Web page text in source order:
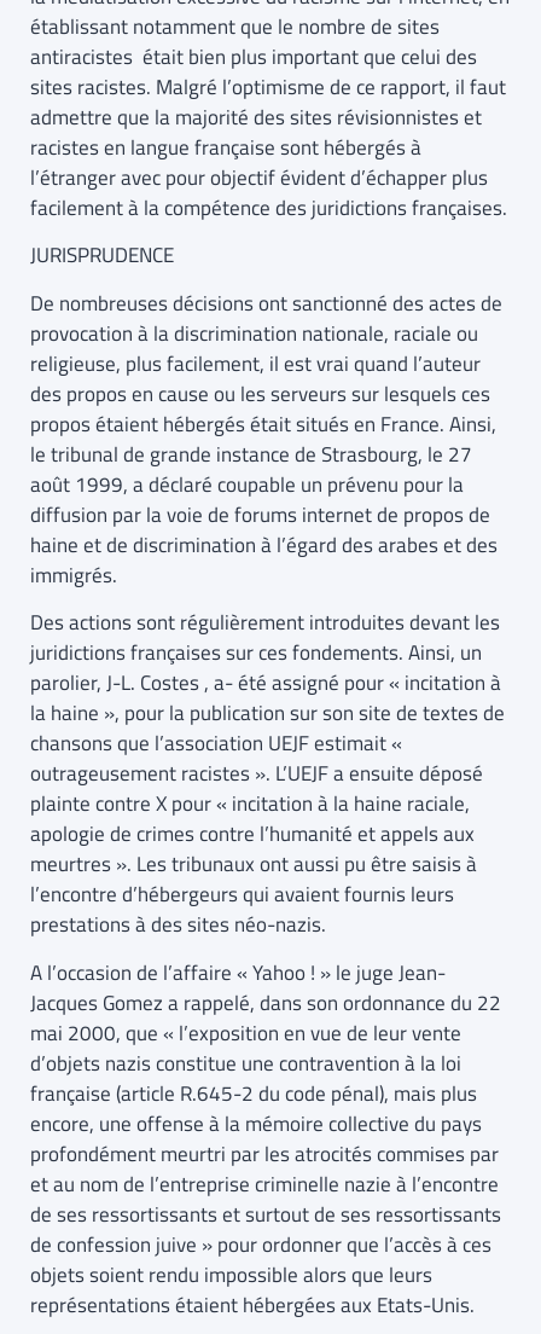
établissant notamment que le nombre de sites
antiracistes était bien plus important que celui des
sites racistes. Malgré l’optimisme de ce rapport, il faut
admettre que la majorité des sites révisionnistes et
racistes en langue française sont hébergés à
l’étranger avec pour objectif évident d’échapper plus
facilement à la compétence des juridictions françaises.
JURISPRUDENCE
De nombreuses décisions ont sanctionné des actes de
provocation à la discrimination nationale, raciale ou
religieuse, plus facilement, il est vrai quand l’auteur
des propos en cause ou les serveurs sur lesquels ces
propos étaient hébergés était situés en France. Ainsi,
le tribunal de grande instance de Strasbourg, le 27
août 1999, a déclaré coupable un prévenu pour la
diffusion par la voie de forums internet de propos de
haine et de discrimination à l’égard des arabes et des
immigrés.
Des actions sont régulièrement introduites devant les
juridictions françaises sur ces fondements. Ainsi, un
parolier, J-L. Costes , a- été assigné pour « incitation à
la haine », pour la publication sur son site de textes de
chansons que l’association UEJF estimait «
outrageusement racistes ». L’UEJF a ensuite déposé
plainte contre X pour « incitation à la haine raciale,
apologie de crimes contre l’humanité et appels aux
meurtres ». Les tribunaux ont aussi pu être saisis à
l’encontre d’hébergeurs qui avaient fournis leurs
prestations à des sites néo-nazis.
A l’occasion de l’affaire « Yahoo ! » le juge Jean-
Jacques Gomez a rappelé, dans son ordonnance du 22
mai 2000, que « l’exposition en vue de leur vente
d’objets nazis constitue une contravention à la loi
française (article R.645-2 du code pénal), mais plus
encore, une offense à la mémoire collective du pays
profondément meurtri par les atrocités commises par
et au nom de l’entreprise criminelle nazie à l’encontre
de ses ressortissants et surtout de ses ressortissants
de confession juive » pour ordonner que l’accès à ces
objets soient rendu impossible alors que leurs
représentations étaient hébergées aux Etats-Unis.